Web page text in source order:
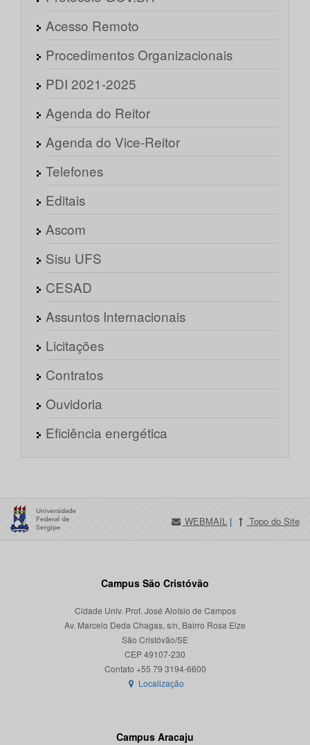
Acesso Remoto
Procedimentos Organizacionais
PDI 2021-2025
Agenda do Reitor
Agenda do Vice-Reitor
Telefones
Editais
Ascom
Sisu UFS
CESAD
Assuntos Internacionais
Licitações
Contratos
Ouvidoria
Eficiência energética
WEBMAIL | Topo do Site
Campus São Cristóvão
Cidade Univ. Prof. José Aloísio de Campos
Av. Marcelo Deda Chagas, s/n, Bairro Rosa Elze
São Cristóvão/SE
CEP 49107-230
Localização
Campus Aracaju